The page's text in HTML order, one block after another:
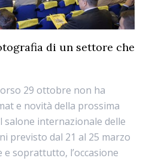
di un settore che
29 ottobre non ha
e novità della prossima
salone internazionale delle
previsto dal 21 al 25 marzo
e soprattutto, l’occasione